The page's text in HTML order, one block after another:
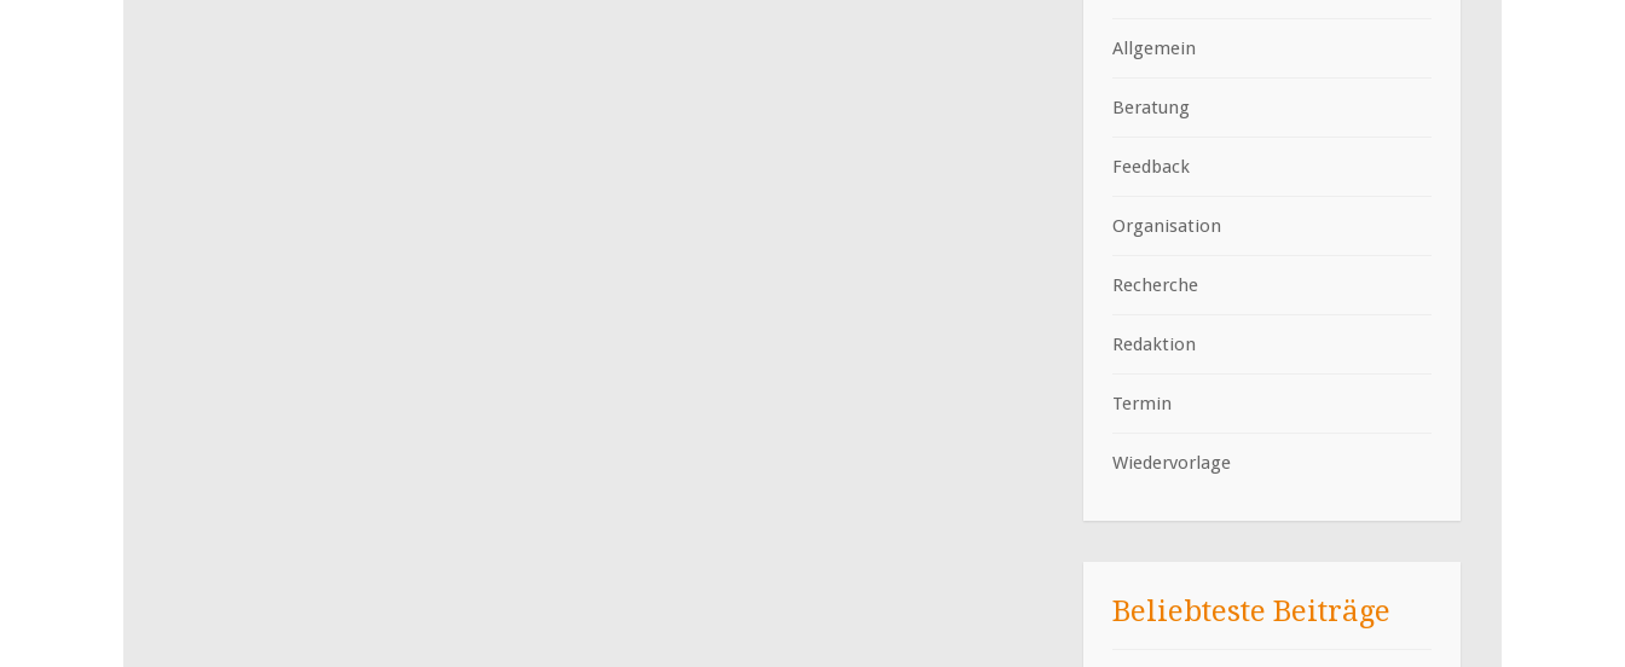
Allgemein
Beratung
Feedback
Organisation
Recherche
Redaktion
Termin
Wiedervorlage
Beliebteste Beiträge